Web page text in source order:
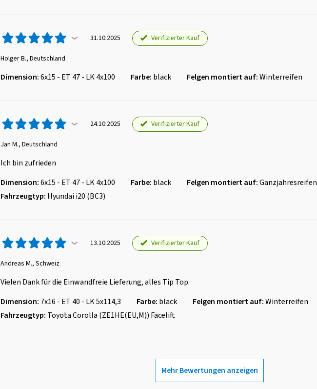
31.10.2025 Verifizierter Kauf
Holger B., Deutschland
Dimension:6x15 - ET 47 - LK 4x100 Farbe: black Felgen montiert auf:Winterreifen
24.10.2025 Verifizierter Kauf
Jan M., Deutschland
Ich bin zufrieden
Dimension:6x15 - ET 47 - LK 4x100 Farbe: black Felgen montiert auf:Ganzjahresreifen
Fahrzeugtyp: Hyundai i20 (BC3)
13.10.2025 Verifizierter Kauf
Andreas M., Schweiz
Vielen Dank für die Einwandfreie Lieferung, alles Tip Top.
Dimension: 7x16 - ET 40 - LK 5x114,3 Farbe: black Felgen montiert auf:Winterreifen
Fahrzeugtyp: Toyota Corolla (ZE1HE(EU,M)) Facelift
Mehr Bewertungen anzeigen